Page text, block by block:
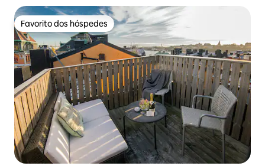
Favorito dos hóspedes
Favorito dos hóspedes